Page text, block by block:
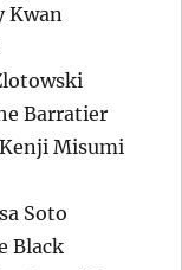
Kwan
Barratier
Misumi
Soto
Black